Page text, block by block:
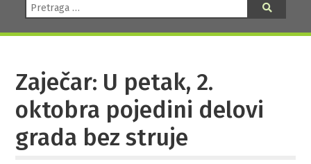
Pretraga:
Zaječar: U petak, 2.
oktobra pojedini delovi
grada bez struje